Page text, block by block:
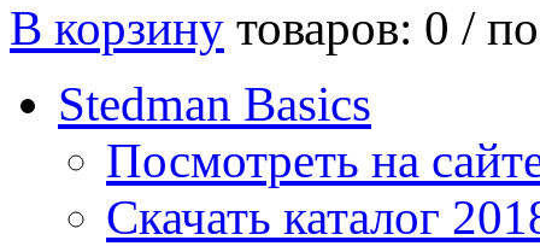
В корзину товаров: 0 /
Stedman Basics
Посмотреть на
Скачать каталог